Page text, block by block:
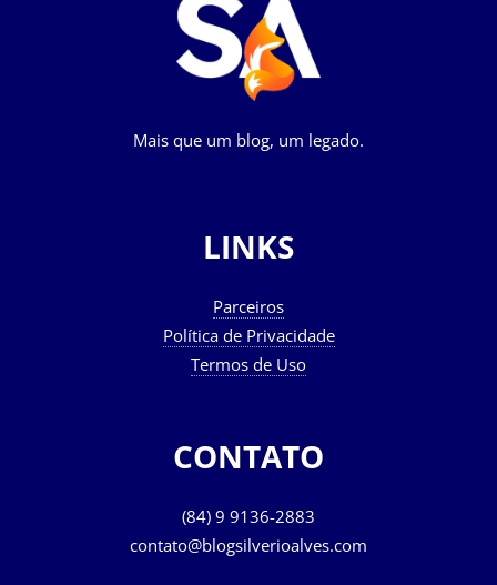
Mais que um blog, um legado.
LINKS
Parceiros
Política de Privacidade
Termos de Uso
CONTATO
(84) 9 9136-2883
contato@blogsilverioalves.com